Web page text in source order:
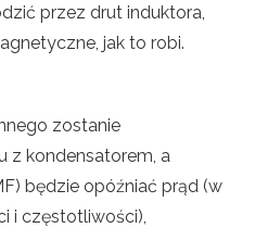
przez drut induktora,
jak to robi.
zostanie
z kondensatorem, a
będzie opóźniać prąd (w
i częstotliwości),